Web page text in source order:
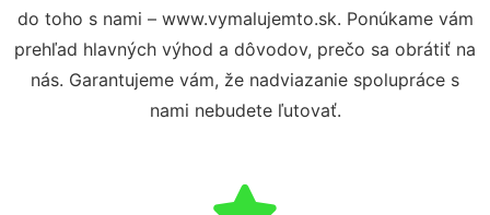
do toho s nami – www.vymalujemto.sk. Ponúkame vám
prehľad hlavných výhod a dôvodov, prečo sa obrátiť na
nás. Garantujeme vám, že nadviazanie spolupráce s
nami nebudete ľutovať.